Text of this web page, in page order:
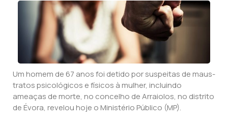
Um homem de 67 anos foi detido por suspeitas de maus-
tratos psicológicos e físicos à mulher, incluindo
ameaças de morte, no concelho de Arraiolos, no distrito
de Évora, revelou hoje o Ministério Público (MP).